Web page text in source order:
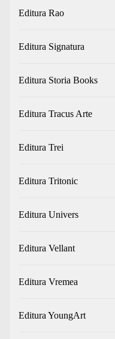
Editura Rao
Editura Signatura
Editura Storia Books
Editura Tracus Arte
Editura Trei
Editura Tritonic
Editura Univers
Editura Vellant
Editura Vremea
Editura YoungArt